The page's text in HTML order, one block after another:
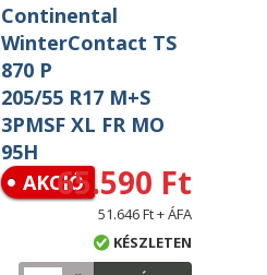
Continental
WinterContact TS
870 P
205/55 R17 M+S
3PMSF XL FR MO
95H
AKCIÓ65.590 Ft
51.646 Ft + ÁFA
KÉSZLETEN